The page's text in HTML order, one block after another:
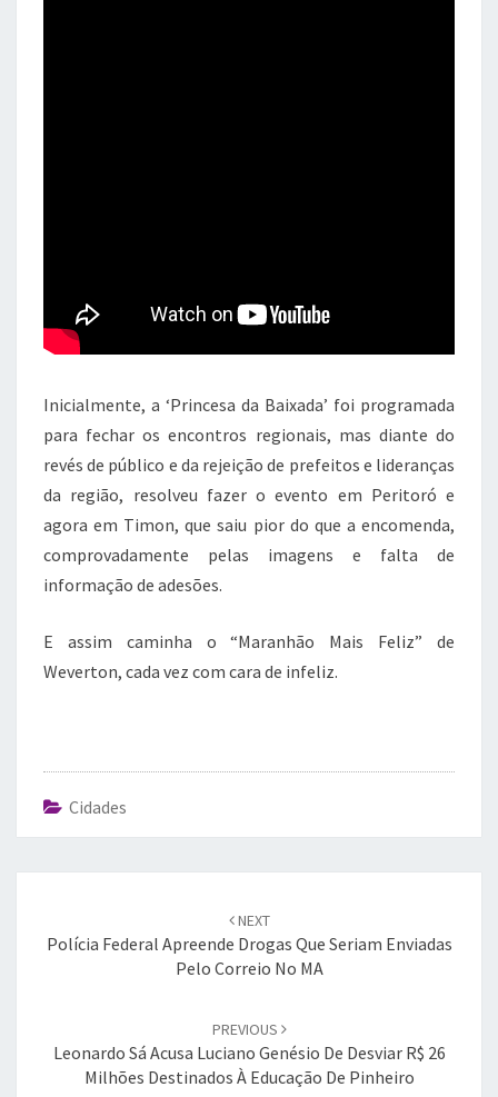
Inicialmente, a ‘Princesa da Baixada’ foi programada
para fechar os encontros regionais, mas diante do
revés de público e da rejeição de prefeitos e lideranças
da região, resolveu fazer o evento em Peritoró e
agora em Timon, que saiu pior do que a encomenda,
comprovadamente pelas imagens e falta de
informação de adesões.
E assim caminha o “Maranhão Mais Feliz” de
Weverton, cada vez com cara de infeliz.
Cidades
NEXT
Polícia Federal Apreende Drogas Que Seriam Enviadas
Pelo Correio No MA
PREVIOUS
Leonardo Sá Acusa Luciano Genésio De Desviar R$ 26
Milhões Destinados À Educação De Pinheiro